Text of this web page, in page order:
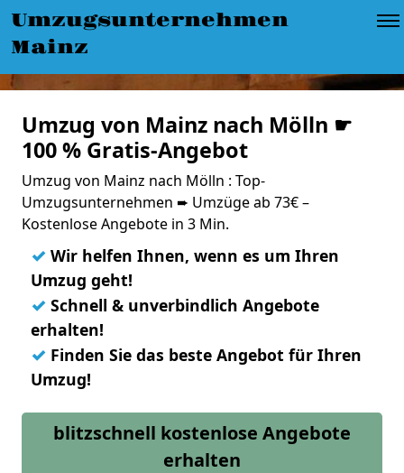
Umzugsunternehmen
Mainz
Umzug von Mainz nach Mölln ☛
100 % Gratis-Angebot
Umzug von Mainz nach Mölln : Top-
Umzugsunternehmen ➨ Umzüge ab 73€ –
Kostenlose Angebote in 3 Min.
✓ Wir helfen Ihnen, wenn es um Ihren
Umzug geht!
✓ Schnell & unverbindlich Angebote
erhalten!
✓ Finden Sie das beste Angebot für Ihren
Umzug!
blitzschnell kostenlose Angebote
erhalten